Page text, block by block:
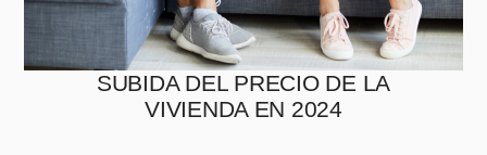
SUBIDA DEL PRECIO DE LA
VIVIENDA EN 2024